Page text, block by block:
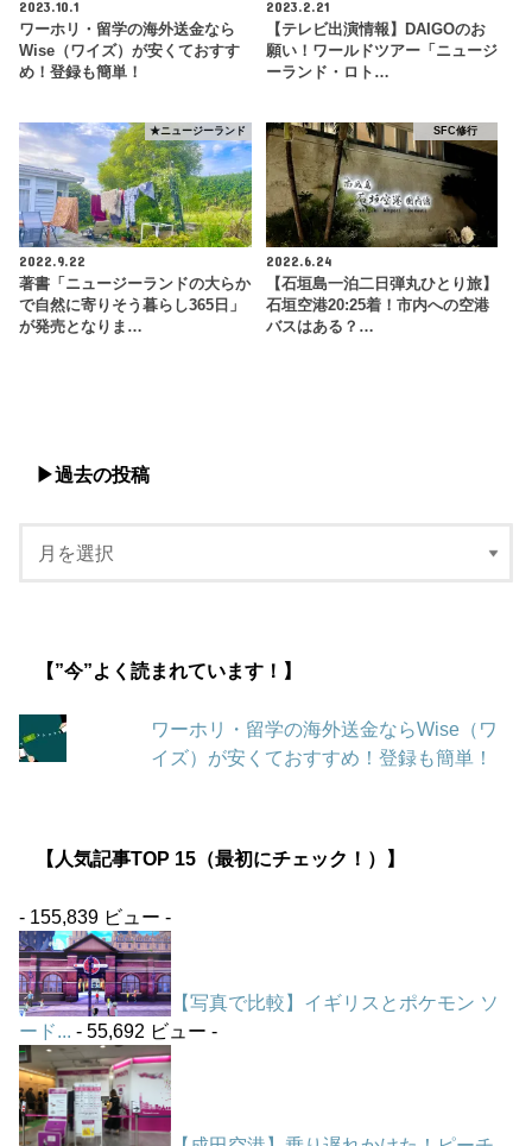
2023.10.1
ワーホリ・留学の海外送金なら
Wise（ワイズ）が安くておすす
め！登録も簡単！
2023.2.21
【テレビ出演情報】DAIGOのお
願い！ワールドツアー「ニュージ
ーランド・ロト…
★ニュージーランド
2022.9.22
著書「ニュージーランドの大らか
で自然に寄りそう暮らし365日」
が発売となりま…
SFC修行
2022.6.24
【石垣島一泊二日弾丸ひとり旅】
石垣空港20:25着！市内への空港
バスはある？…
▶︎過去の投稿
【”今”よく読まれています！】
ワーホリ・留学の海外送金ならWise（ワ
イズ）が安くておすすめ！登録も簡単！
【人気記事TOP 15（最初にチェック！）】
- 155,839 ビュー -
【写真で比較】イギリスとポケモン ソ
ード... - 55,692 ビュー -